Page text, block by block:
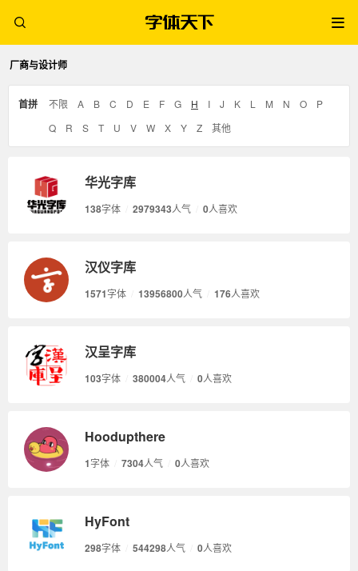
厂商与设计师
首拼 不限 A B C D E F G H I J K L M N O
P
Q
R S T U V W X Y Z 其他
华光字库
138字体 2979343人气 0人喜欢
汉仪字库
1571字体 13956800人气 176人喜欢
汉呈字库
103字体 380004人气 0人喜欢
Hoodupthere
1字体 7304人气 0人喜欢
HyFont
298字体 544298人气 0人喜欢